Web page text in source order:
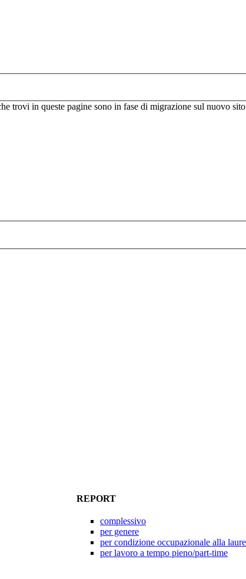
trovi in queste pagine sono in fase di migrazione sul nuovo
REPORT
complessivo
per genere
per condizione occupazionale alla
per lavoro a tempo pieno/part-time